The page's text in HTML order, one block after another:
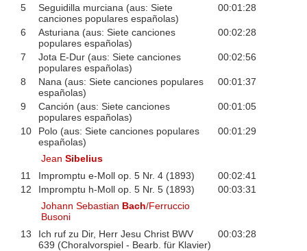
5
Seguidilla murciana (aus: Siete
canciones populares españolas)
00:01:28
6
Asturiana (aus: Siete canciones
populares españolas)
00:02:28
7
Jota E-Dur (aus: Siete canciones
populares españolas)
00:02:56
8
Nana (aus: Siete canciones populares
españolas)
00:01:37
9
Canción (aus: Siete canciones
populares españolas)
00:01:05
10
Polo (aus: Siete canciones populares
españolas)
00:01:29
JeanSibelius
11
Impromptu e-Moll op. 5 Nr. 4 (1893)
00:02:41
12
Impromptu h-Moll op. 5 Nr. 5 (1893)
00:03:31
Johann Sebastian Bach/Ferruccio
Busoni
13
Ich ruf zu Dir, Herr Jesu Christ BWV
639 (Choralvorspiel - Bearb. für Klavier)
00:03:28